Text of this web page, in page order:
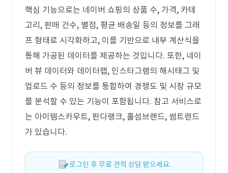
핵심 기능으로는 네이버 쇼핑의 상품 수, 가격, 카테
고리, 판매 건수, 별점, 평균 배송일 등의 정보를 그래
프 형태로 시각화하고, 이를 기반으로 내부 계산식을
통해 가공된 데이터를 제공하는 것입니다. 또한, 네이
버 뷰 데이터와 데이터랩, 인스타그램의 해시태그 및
업로드 수 등의 정보를 통합하여 경쟁도 및 시장 규모
를 분석할 수 있는 기능이 포함됩니다. 참고 서비스로
는 아이템스카우트, 판다랭크, 홀섬브랜드, 썸트렌드
가 있습니다.
로그인 후 무료 견적 상담 받으세요.